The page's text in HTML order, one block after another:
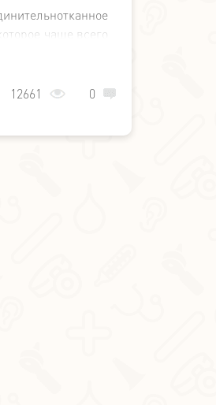
чаще всего
12661
0